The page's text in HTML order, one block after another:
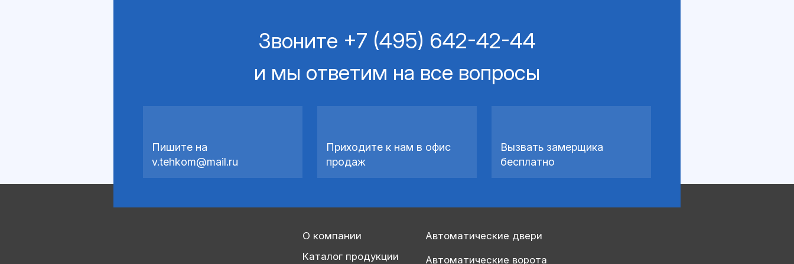
Звоните +7 (495) 642-42-44
и мы ответим на все вопросы
Пишите на
v.tehkom@mail.ru
Приходите к нам в офис
продаж
Вызвать замерщика
бесплатно
О компании
Каталог продукции
Автоматические двери
Автоматические ворота